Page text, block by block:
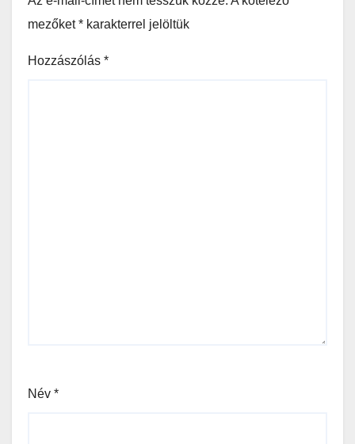
mezőket* karakterrel jelöltük
Hozzászólás *
Név *